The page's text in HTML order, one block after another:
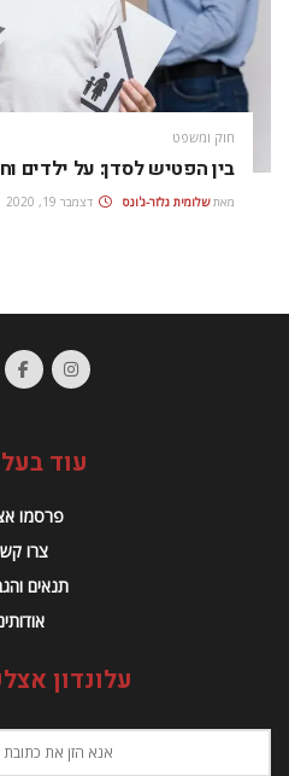
חוק ומשפט
בין הפטיש לסדן: על ילדים
מאת שלומית גלזר-ג'ונס דצמבר 19, 2020
עוד
פרסמו
צרו
תנאים
עלונדון